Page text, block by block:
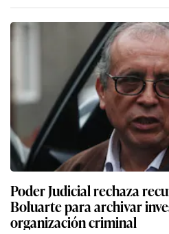
Poder Judicial rechaza
Boluarte para archivar
organización criminal